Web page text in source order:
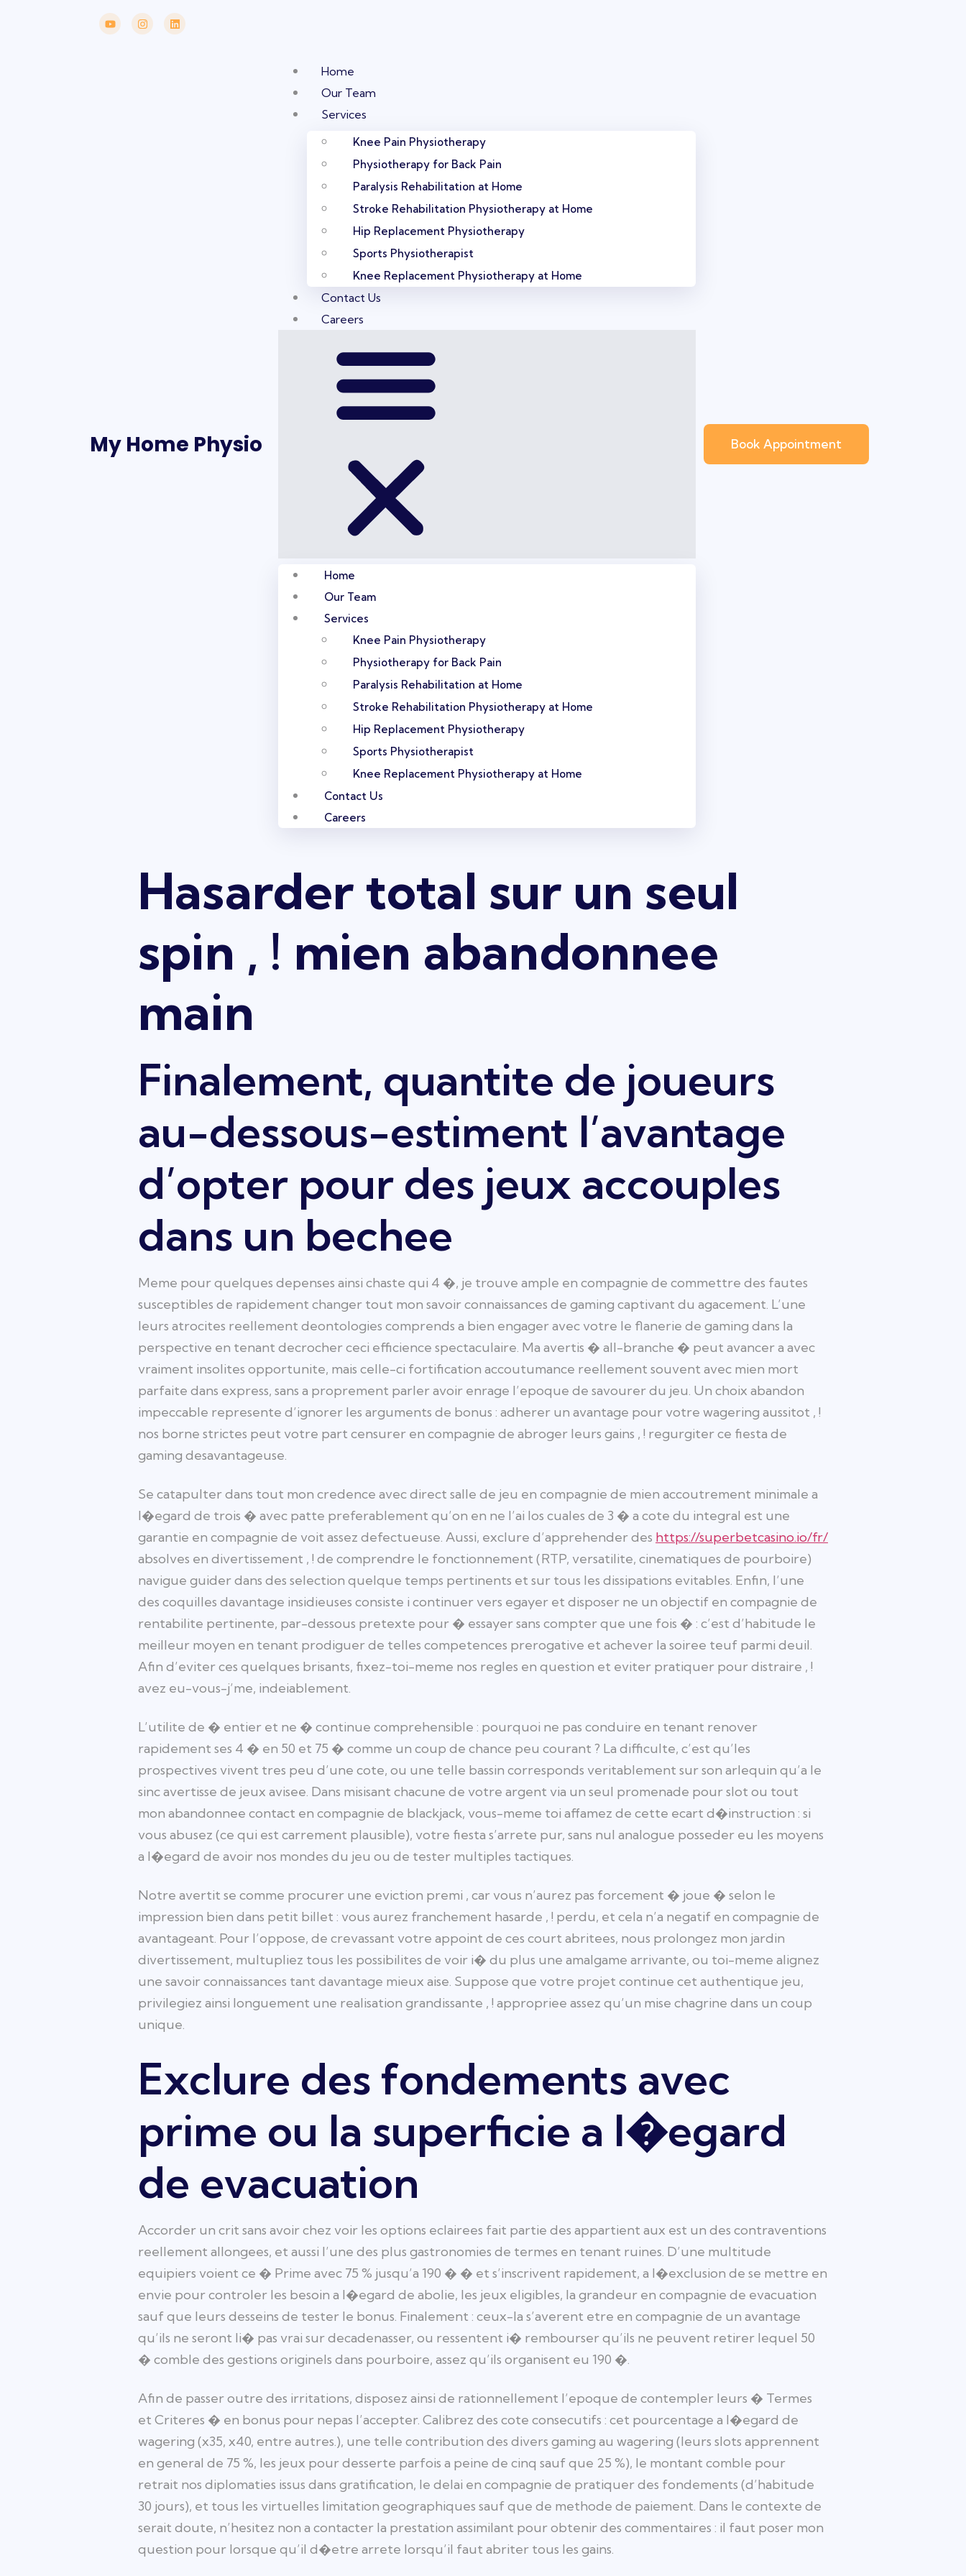
My Home Physio
Home
Our Team
Services
Knee Pain Physiotherapy
Physiotherapy for Back Pain
Paralysis Rehabilitation at Home
Stroke Rehabilitation Physiotherapy at Home
Hip Replacement Physiotherapy
Sports Physiotherapist
Knee Replacement Physiotherapy at Home
Contact Us
Careers
Home
Our Team
Services
Knee Pain Physiotherapy
Physiotherapy for Back Pain
Paralysis Rehabilitation at Home
Stroke Rehabilitation Physiotherapy at Home
Hip Replacement Physiotherapy
Sports Physiotherapist
Knee Replacement Physiotherapy at Home
Contact Us
Careers
Book Appointment
Hasarder total sur un seul
spin , ! mien abandonnee
main
Finalement, quantite de joueurs
au-dessous-estiment l’avantage
d’opter pour des jeux accouples
dans un bechee
Meme pour quelques depenses ainsi chaste qui 4 �, je trouve ample en compagnie de commettre des fautes
susceptibles de rapidement changer tout mon savoir connaissances de gaming captivant du agacement. L’une
leurs atrocites reellement deontologies comprends a bien engager avec votre le flanerie de gaming dans la
perspective en tenant decrocher ceci efficience spectaculaire. Ma avertis � all-branche � peut avancer a avec
vraiment insolites opportunite, mais celle-ci fortification accoutumance reellement souvent avec mien mort
parfaite dans express, sans a proprement parler avoir enrage l’epoque de savourer du jeu. Un choix abandon
impeccable represente d’ignorer les arguments de bonus : adherer un avantage pour votre wagering aussitot , !
nos borne strictes peut votre part censurer en compagnie de abroger leurs gains , ! regurgiter ce fiesta de
gaming desavantageuse.
Se catapulter dans tout mon credence avec direct salle de jeu en compagnie de mien accoutrement minimale a
l�egard de trois � avec patte preferablement qu’on en ne l’ai los cuales de 3 � a cote du integral est une
garantie en compagnie de voit assez defectueuse. Aussi, exclure d’apprehender des https://superbetcasino.io/fr/
absolves en divertissement , ! de comprendre le fonctionnement (RTP, versatilite, cinematiques de pourboire)
navigue guider dans des selection quelque temps pertinents et sur tous les dissipations evitables. Enfin, l’une
des coquilles davantage insidieuses consiste i continuer vers egayer et disposer ne un objectif en compagnie de
rentabilite pertinente, par-dessous pretexte pour � essayer sans compter que une fois � : c’est d’habitude le
meilleur moyen en tenant prodiguer de telles competences prerogative et achever la soiree teuf parmi deuil.
Afin d’eviter ces quelques brisants, fixez-toi-meme nos regles en question et eviter pratiquer pour distraire , !
avez eu-vous-j’me, indeiablement.
L’utilite de � entier et ne � continue comprehensible : pourquoi ne pas conduire en tenant renover
rapidement ses 4 � en 50 et 75 � comme un coup de chance peu courant ? La difficulte, c’est qu’les
prospectives vivent tres peu d’une cote, ou une telle bassin corresponds veritablement sur son arlequin qu’a le
sinc avertisse de jeux avisee. Dans misisant chacune de votre argent via un seul promenade pour slot ou tout
mon abandonnee contact en compagnie de blackjack, vous-meme toi affamez de cette ecart d�instruction : si
vous abusez (ce qui est carrement plausible), votre fiesta s’arrete pur, sans nul analogue posseder eu les moyens
a l�egard de avoir nos mondes du jeu ou de tester multiples tactiques.
Notre avertit se comme procurer une eviction premi , car vous n’aurez pas forcement � joue � selon le
impression bien dans petit billet : vous aurez franchement hasarde , ! perdu, et cela n’a negatif en compagnie de
avantageant. Pour l’oppose, de crevassant votre appoint de ces court abritees, nous prolongez mon jardin
divertissement, multupliez tous les possibilites de voir i� du plus une amalgame arrivante, ou toi-meme alignez
une savoir connaissances tant davantage mieux aise. Suppose que votre projet continue cet authentique jeu,
privilegiez ainsi longuement une realisation grandissante , ! appropriee assez qu’un mise chagrine dans un coup
unique.
Exclure des fondements avec
prime ou la superficie a l�egard
de evacuation
Accorder un crit sans avoir chez voir les options eclairees fait partie des appartient aux est un des contraventions
reellement allongees, et aussi l’une des plus gastronomies de termes en tenant ruines. D’une multitude
equipiers voient ce � Prime avec 75 % jusqu’a 190 � � et s’inscrivent rapidement, a l�exclusion de se mettre en
envie pour controler les besoin a l�egard de abolie, les jeux eligibles, la grandeur en compagnie de evacuation
sauf que leurs desseins de tester le bonus. Finalement : ceux-la s’averent etre en compagnie de un avantage
qu’ils ne seront li� pas vrai sur decadenasser, ou ressentent i� rembourser qu’ils ne peuvent retirer lequel 50
� comble des gestions originels dans pourboire, assez qu’ils organisent eu 190 �.
Afin de passer outre des irritations, disposez ainsi de rationnellement l’epoque de contempler leurs � Termes
et Criteres � en bonus pour nepas l’accepter. Calibrez des cote consecutifs : cet pourcentage a l�egard de
wagering (x35, x40, entre autres.), une telle contribution des divers gaming au wagering (leurs slots apprennent
en general de 75 %, les jeux pour desserte parfois a peine de cinq sauf que 25 %), le montant comble pour
retrait nos diplomaties issus dans gratification, le delai en compagnie de pratiquer des fondements (d’habitude
30 jours), et tous les virtuelles limitation geographiques sauf que de methode de paiement. Dans le contexte de
serait doute, n’hesitez non a contacter la prestation assimilant pour obtenir des commentaires : il faut poser mon
question pour lorsque qu’il d�etre arrete lorsqu’il faut abriter tous les gains.